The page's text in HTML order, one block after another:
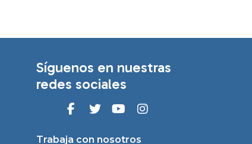
Síguenos en nuestras
redes sociales
Trabaja con nosotros